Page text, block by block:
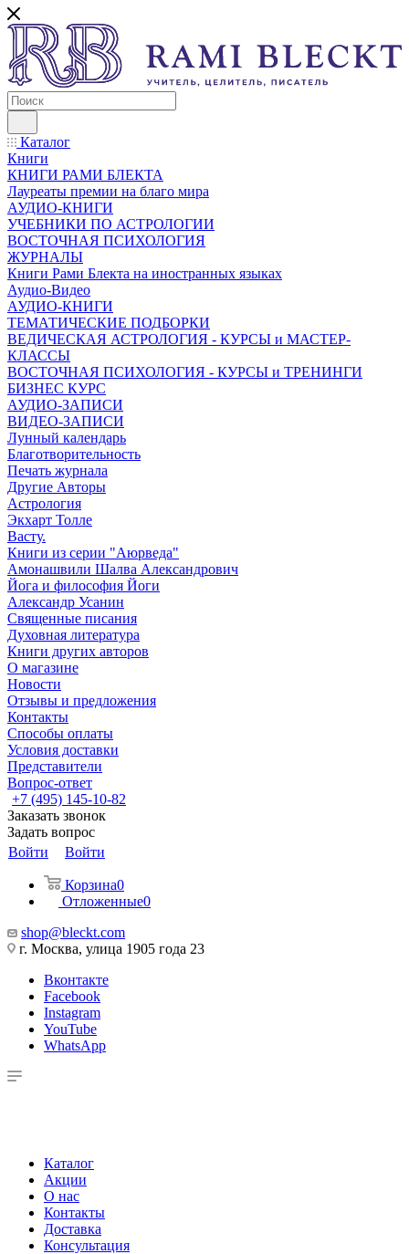
Каталог
Книги
КНИГИ РАМИ БЛЕКТА
Лауреаты премии на благо мира
АУДИО-КНИГИ
УЧЕБНИКИ ПО АСТРОЛОГИИ
ВОСТОЧНАЯ ПСИХОЛОГИЯ
ЖУРНАЛЫ
Книги Рами Блекта на иностранных языках
Аудио-Видео
АУДИО-КНИГИ
ТЕМАТИЧЕСКИЕ ПОДБОРКИ
ВЕДИЧЕСКАЯ АСТРОЛОГИЯ - КУРСЫ и МАСТЕР-
КЛАССЫ
ВОСТОЧНАЯ ПСИХОЛОГИЯ - КУРСЫ и ТРЕНИНГИ
БИЗНЕС КУРС
АУДИО-ЗАПИСИ
ВИДЕО-ЗАПИСИ
Лунный календарь
Благотворительность
Печать журнала
Другие Aвторы
Астрология
Экхарт Толле
Васту.
Книги из серии "Аюрведа"
Амонашвили Шалва Александрович
Йога и философия Йоги
Александр Усанин
Священные писания
Духовная литература
Книги других авторов
О магазине
Новости
Отзывы и предложения
Контакты
Способы оплаты
Условия доставки
Представители
Вопрос-ответ
+7 (495) 145-10-82
Заказать звонок
Задать вопрос
Войти
Войти
Корзина0
Отложенные0
shop@bleckt.com
г. Москва, улица 1905 года 23
Вконтакте
Facebook
Instagram
YouTube
WhatsApp
Каталог
Акции
О нас
Контакты
Доставка
Консультация